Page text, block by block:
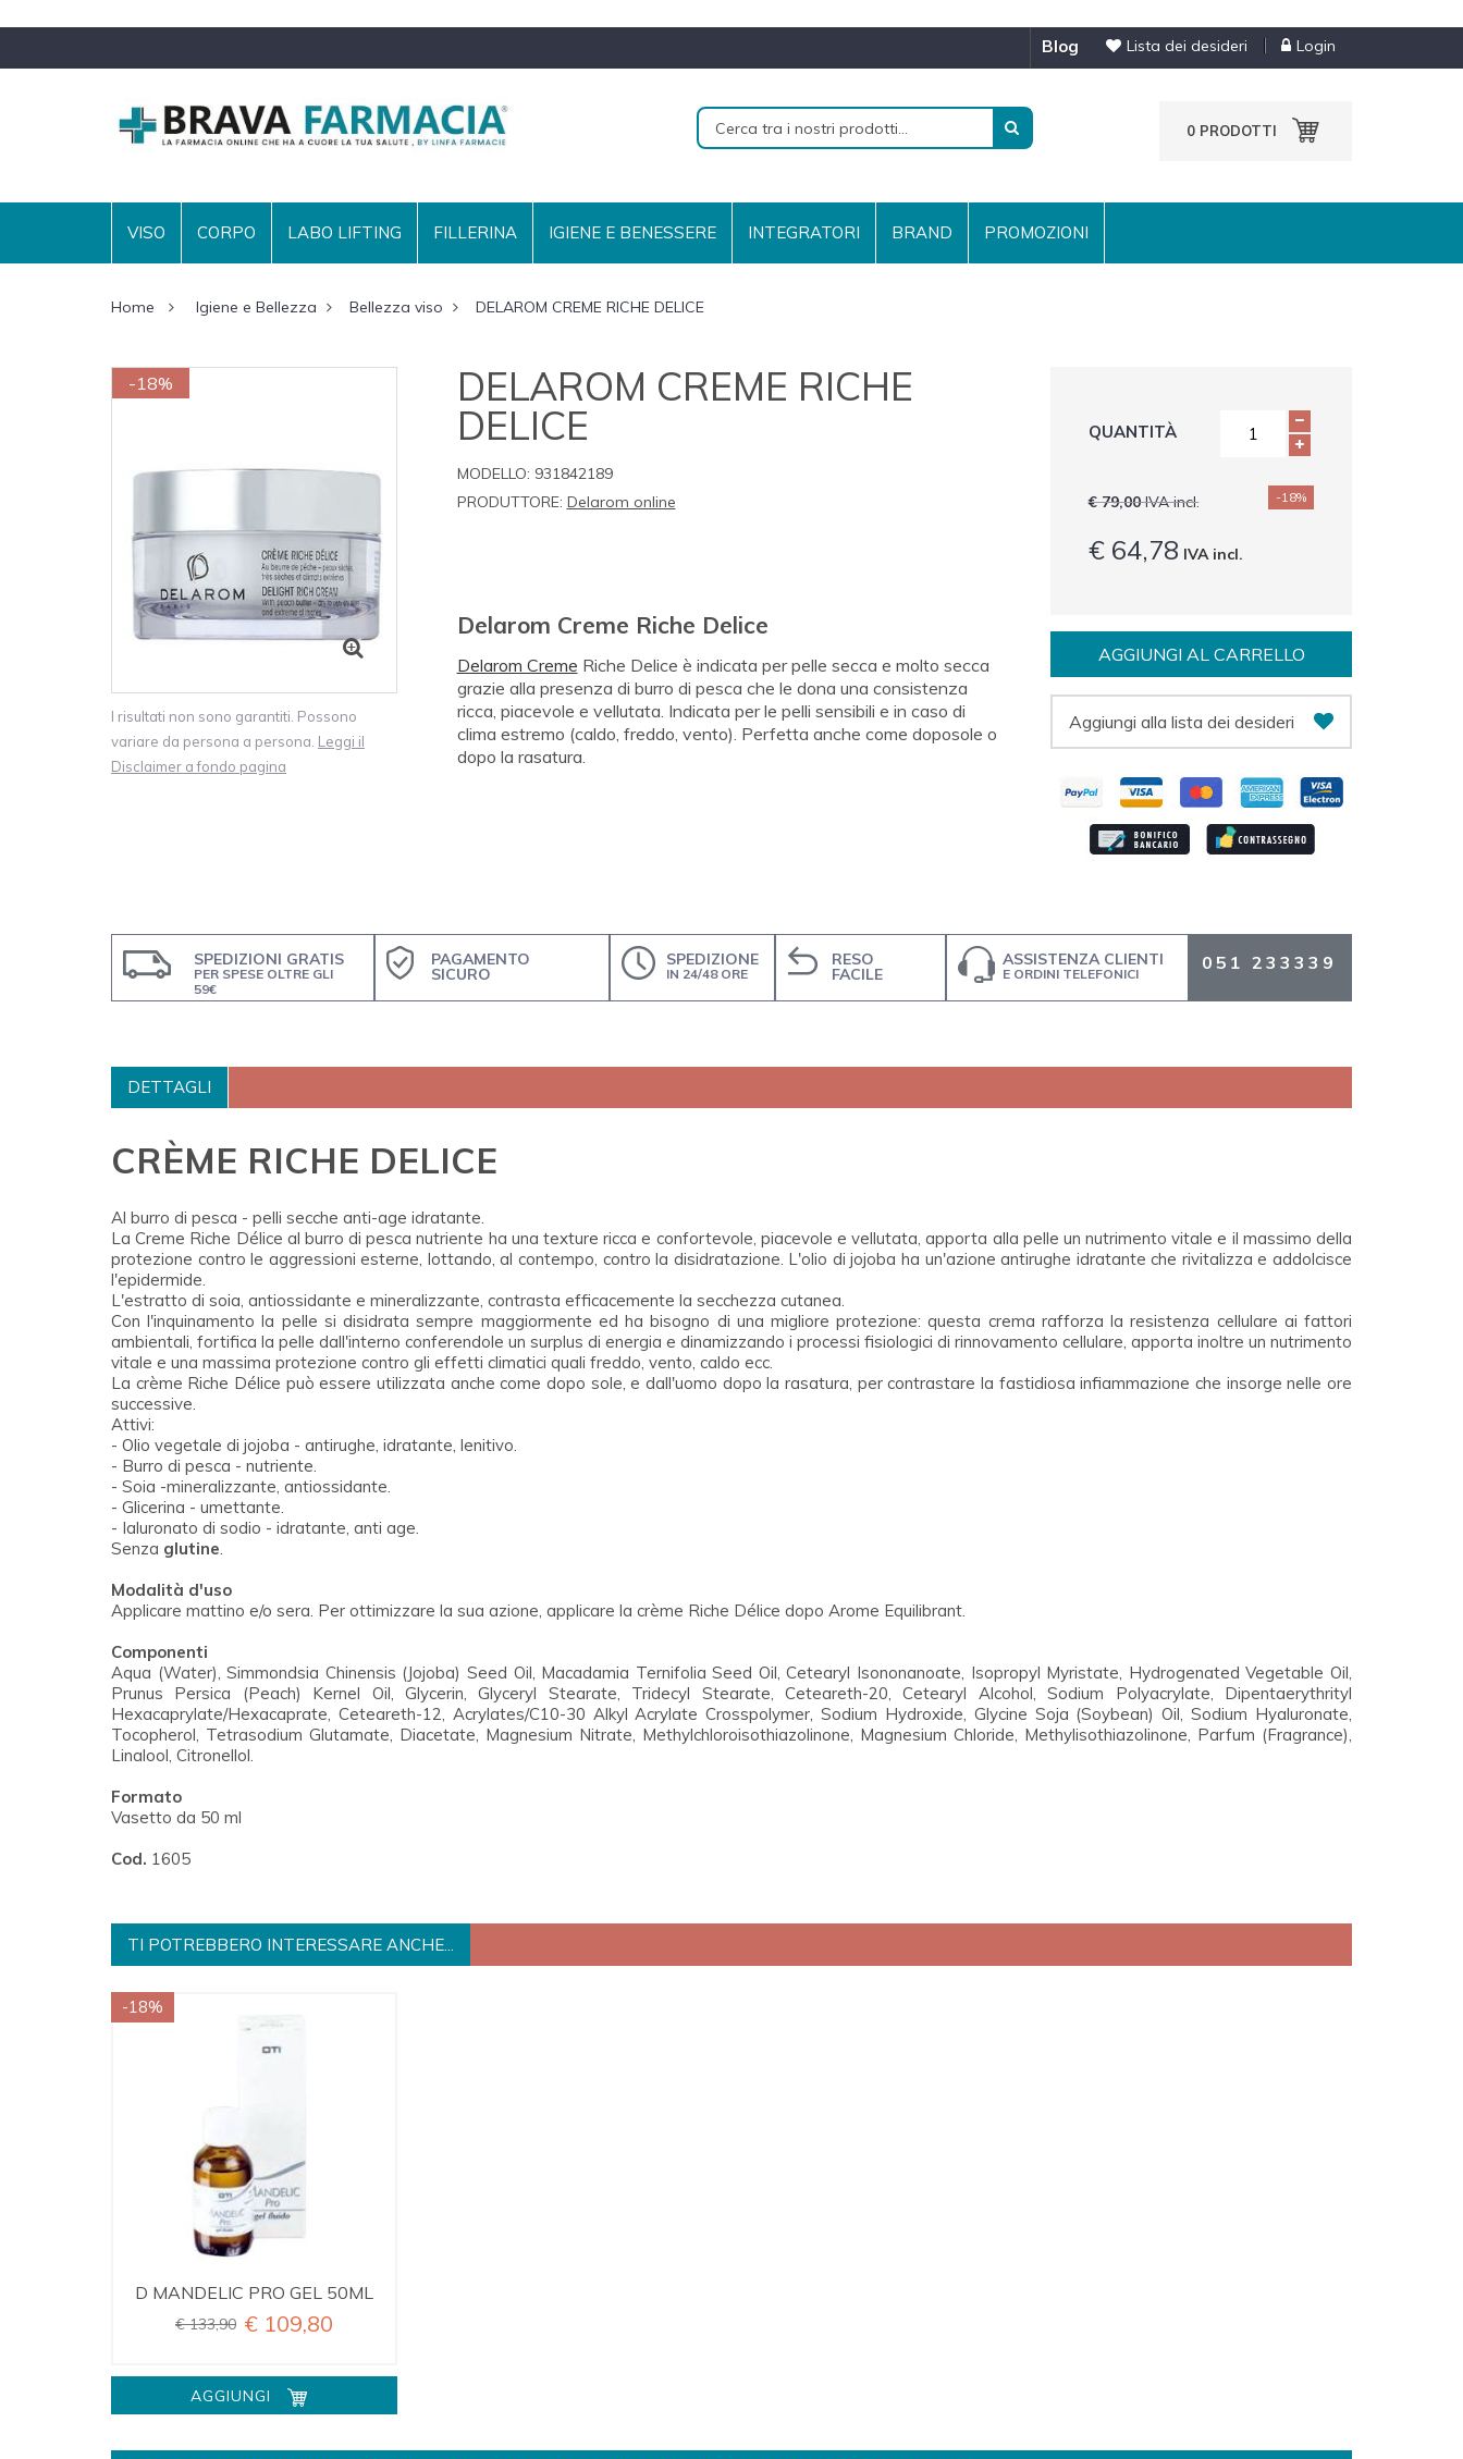
Lista dei desideri Login
blog
0 PRODOTTI
VISO CORPO LABO LIFTING FILLERINA IGIENE E BENESSERE INTEGRATORI BRAND PROMOZIONI
Home Igiene e Bellezza Bellezza viso DELAROM CREME RICHE DELICE
-18%
I risultati non sono garantiti. Possono
variare da persona a persona. Leggi il
Disclaimer a fondo pagina
DELAROM CREME RICHE
DELICE
MODELLO: 931842189
PRODUTTORE: Delarom online
Delarom Creme Riche Delice
Delarom Creme Riche Delice è indicata per pelle secca e molto secca
grazie alla presenza di burro di pesca che le dona una consistenza
ricca, piacevole e vellutata. Indicata per le pelli sensibili e in caso di
clima estremo (caldo, freddo, vento). Perfetta anche come doposole o
dopo la rasatura.
QUANTITÀ
€ 79,00IVA incl. -18%
€ 64,78 IVA incl.
AGGIUNGI AL CARRELLO
Aggiungi alla lista dei desideri
SPEDIZIONI GRATIS
PER SPESE OLTRE GLI
59€
PAGAMENTO
SICURO
SPEDIZIONE
IN 24/48 ORE
RESO
FACILE
ASSISTENZA CLIENTI
E ORDINI TELEFONICI
051 233339
DETTAGLI
CRÈME RICHE DELICE
Al burro di pesca - pelli secche anti-age idratante.
La Creme Riche Délice al burro di pesca nutriente ha una texture ricca e confortevole, piacevole e vellutata, apporta alla pelle un nutrimento vitale e il massimo della
protezione contro le aggressioni esterne, lottando, al contempo, contro la disidratazione. L'olio di jojoba ha un'azione antirughe idratante che rivitalizza e addolcisce
l'epidermide.
L'estratto di soia, antiossidante e mineralizzante, contrasta efficacemente la secchezza cutanea.
Con l'inquinamento la pelle si disidrata sempre maggiormente ed ha bisogno di una migliore protezione: questa crema rafforza la resistenza cellulare ai fattori
ambientali, fortifica la pelle dall'interno conferendole un surplus di energia e dinamizzando i processi fisiologici di rinnovamento cellulare, apporta inoltre un nutrimento
vitale e una massima protezione contro gli effetti climatici quali freddo, vento, caldo ecc.
La crème Riche Délice può essere utilizzata anche come dopo sole, e dall'uomo dopo la rasatura, per contrastare la fastidiosa infiammazione che insorge nelle ore
successive.
Attivi:
- Olio vegetale di jojoba - antirughe, idratante, lenitivo.
- Burro di pesca - nutriente.
- Soia -mineralizzante, antiossidante.
- Glicerina - umettante.
- Ialuronato di sodio - idratante, anti age.
Senza glutine.
Modalità d'uso
Applicare mattino e/o sera. Per ottimizzare la sua azione, applicare la crème Riche Délice dopo Arome Equilibrant.
Componenti
Aqua (Water), Simmondsia Chinensis (Jojoba) Seed Oil, Macadamia Ternifolia Seed Oil, Cetearyl Isononanoate, Isopropyl Myristate, Hydrogenated Vegetable Oil,
Prunus Persica (Peach) Kernel Oil, Glycerin, Glyceryl Stearate, Tridecyl Stearate, Ceteareth-20, Cetearyl Alcohol, Sodium Polyacrylate, Dipentaerythrityl
Hexacaprylate/Hexacaprate, Ceteareth-12, Acrylates/C10-30 Alkyl Acrylate Crosspolymer, Sodium Hydroxide, Glycine Soja (Soybean) Oil, Sodium Hyaluronate,
Tocopherol, Tetrasodium Glutamate, Diacetate, Magnesium Nitrate, Methylchloroisothiazolinone, Magnesium Chloride, Methylisothiazolinone, Parfum (Fragrance),
Linalool, Citronellol.
Formato
Vasetto da 50 ml
Cod. 1605
TI POTREBBERO INTERESSARE ANCHE...
D MANDELIC PRO GEL 50ML
€ 133,90 € 109,80
-18%
AGGIUNGI